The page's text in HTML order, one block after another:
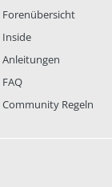
Forenübersicht
Inside
Anleitungen
FAQ
Community Regeln